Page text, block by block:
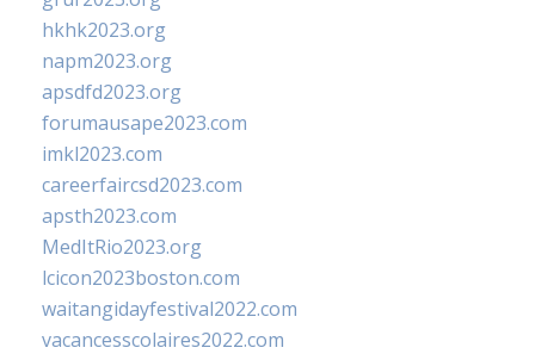
hkhk2023.org
napm2023.org
apsdfd2023.org
forumausape2023.com
imkl2023.com
careerfaircsd2023.com
apsth2023.com
MedItRio2023.org
lcicon2023boston.com
waitangidayfestival2022.com
vacancesscolaires2022.com